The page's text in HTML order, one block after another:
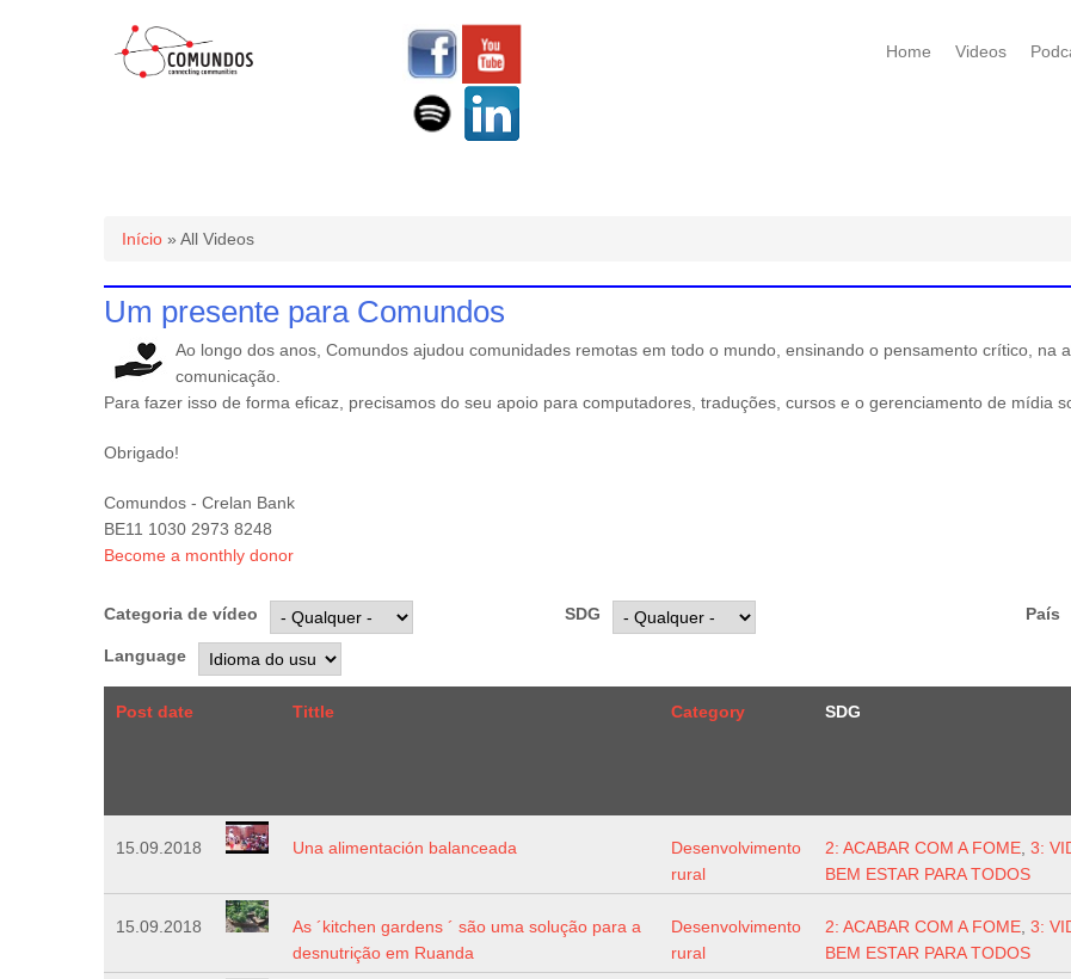
Home Videos
Você está aqui
Início » All Videos
Um presente para Comundos
Ao longo dos anos, Comundos ajudou comunidades remotas em todo o mundo, ensinando o pensamento crítico, na
comunicação.
Para fazer isso de forma eficaz, precisamos do seu apoio para computadores, traduções, cursos e o gerenciamento de mídia
Obrigado!
Comundos - Crelan Bank
BE11 1030 2973 8248
Become a monthly donor
Categoria de vídeo SDG País
Language
Post date Tittle Category SDG
15.09.2018 Una alimentación balanceada
Desenvolvimento
rural
2: ACABAR COM A FOME 3:
BEM ESTAR PARA TODOS
15.09.2018
As ´kitchen gardens ´ são uma solução para a
desnutrição em Ruanda
Desenvolvimento
rural
2: ACABAR COM A FOME 3:
BEM ESTAR PARA TODOS